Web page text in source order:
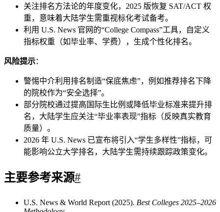
关注排名方法论的年度变化，2025 版恢复 SAT/ACT 权
重，意味着大陆学生需重视标化考试备考。
利用 U.S. News 官网的“College Compass”工具，自定义
指标权重（如毕业率、学费），生成个性化排名。
风险提示：
警惕中介利用排名制造“保底焦虑”，例如推荐排名下降
的院校作为“安全选择”。
部分院校通过提高国际生比例或降低毕业标准来提升排
名，大陆学生应关注“毕业率表现”指标（反映真实教育
质量）。
2026 年 U.S. News 已宣布将引入“学生多样性”指标，可
能影响公立大学排名，大陆学生需持续跟踪政策变化。
主要参考来源#
U.S. News & World Report (2025). Best Colleges 2025–2026